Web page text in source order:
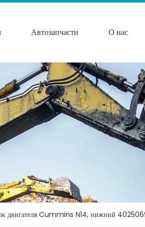
Автозапчасти О нас
двигателя Cummins N14, нижний